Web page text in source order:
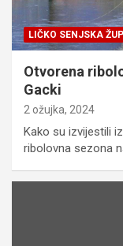
LIČKO SENJSKA
Otvorena
Gacki
2 ožujka, 2024
Kako su izvijestili
ribolovna sezona